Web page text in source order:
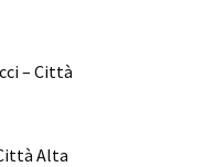
– Città
Alta